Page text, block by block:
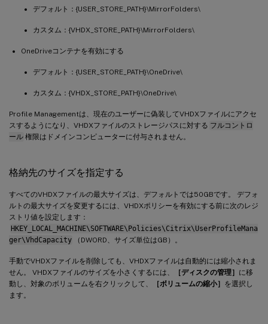
デフォルト：{USER_STORE_PATH}\MirrorFolders\
カスタム：{VHDX_STORE_PATH}\MirrorFolders\
OneDriveコンテナを有効にする
デフォルト：{USER_STORE_PATH}\OneDrive\
カスタム：{VHDX_STORE_PATH}\OneDrive\
Profile Managementは、現在のユーザーに偽装してVHDXファイルにアクセ
スするようになり、VHDXファイルのストレージパスに対する フルコントロ
ール 権限はドメインコンピューターに付与されません。
格納先のサイズを指定する
すべてのVHDXファイルの最大サイズは、デフォルトでは50GBです。 デフォ
ルトの最大サイズを変更するには、VHDXポリシーを有効にする前に次のレジ
ストリ値を設定します：
HKEY_LOCAL_MACHINE\SOFTWARE\Policies\Citrix\UserProfileMana
ger\VhdCapacity
（DWORD、サイズ単位はGB）。
手動でVHDXファイルを削除しても、VHDXファイルは自動的には縮小されま
せん。 VHDXファイルのサイズを小さくするには、
［ディスクの管理］ に移
動し、対象のボリュームを右クリックして、
［ボリュームの縮小］ を選択し
ます。